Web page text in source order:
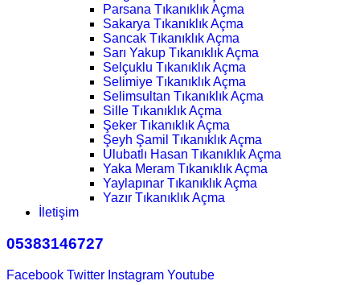
Parsana Tıkanıklık Açma
Sakarya Tıkanıklık Açma
Sancak Tıkanıklık Açma
Sarı Yakup Tıkanıklık Açma
Selçuklu Tıkanıklık Açma
Selimiye Tıkanıklık Açma
Selimsultan Tıkanıklık Açma
Sille Tıkanıklık Açma
Şeker Tıkanıklık Açma
Şeyh Şamil Tıkanıklık Açma
Ulubatlı Hasan Tıkanıklık Açma
Yaka Meram Tıkanıklık Açma
Yaylapınar Tıkanıklık Açma
Yazır Tıkanıklık Açma
İletişim
05383146727
Facebook Twitter Instagram Youtube